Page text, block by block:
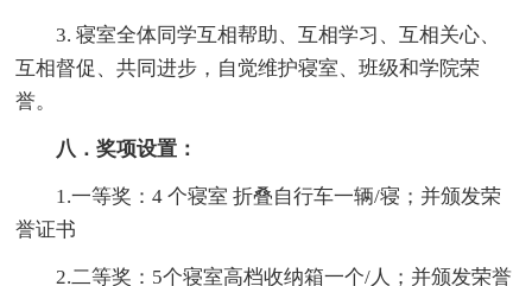
3. 寝室全体同学互相帮助、互相学习、互相关心、
互相督促、共同进步，自觉维护寝室、班级和学院荣
誉。
八．奖项设置：
1.一等奖：4 个寝室 折叠自行车一辆/寝；并颁发荣
誉证书
2.二等奖：5个寝室高档收纳箱一个/人；并颁发荣誉